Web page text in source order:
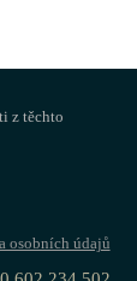
z těchto
osobních údajů